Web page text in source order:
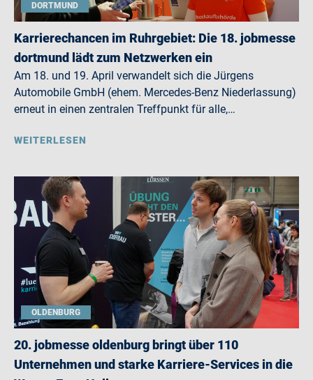
DORTMUND
Karrierechancen im Ruhrgebiet: Die 18. jobmesse
dortmund lädt zum Netzwerken ein
Am 18. und 19. April verwandelt sich die Jürgens
Automobile GmbH (ehem. Mercedes-Benz Niederlassung)
erneut in einen zentralen Treffpunkt für alle,…
WEITERLESEN
OLDENBURG
20. jobmesse oldenburg bringt über 110
Unternehmen und starke Karriere-Services in die